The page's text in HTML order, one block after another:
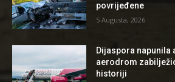
povrijeđene
5 Augusta, 2026
Dijaspora napunila
aerodrom
historiji